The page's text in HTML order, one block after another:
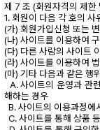
제 7 조 (회원자격의 제한
1. 회원이 다음 각 호의
(가) 회원가입신청 또는
(나) 사이트를 이용하여
(다) 다른 사람의 사이트
(라) 사이트를 이용하여
(마) 기타 다음과 같은 행
A. 사이트의 운영과 관
해하는 경우
B. 사이트의 이용과정에
C. 사이트를 통해 상품